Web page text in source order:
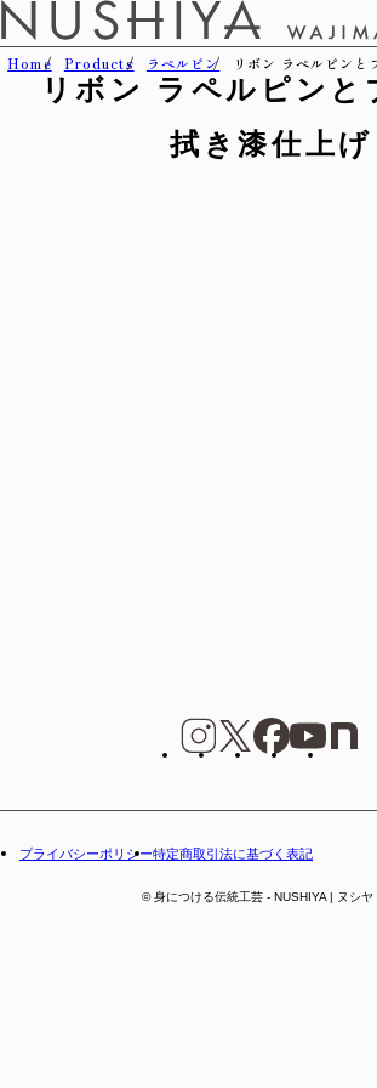
Home Products ラペルピン リボン ラペルピンと
リボン ラペルピンと
拭き漆仕上げ
プライバシーポリシー特定商取引法に基づく表記
© 身につける伝統工芸 - NUSHIYA | ヌシヤ